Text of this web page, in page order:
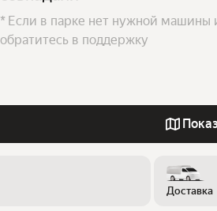
* Если в парке нет нужной машины
обратитесь в поддержку
Доставка